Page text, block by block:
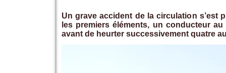
Un grave accident de la circulation s’est
les premiers éléments, un conducteur
avant de heurter successivement quatre